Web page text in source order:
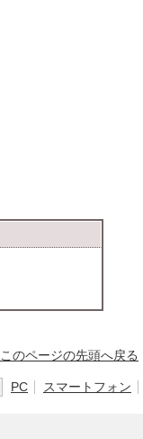
このページの先頭へ戻る
PC スマートフォン